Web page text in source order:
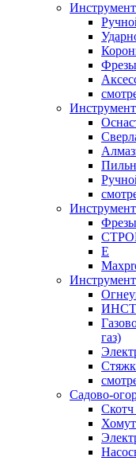
Фрезы
Фрезы
Е
Инструмент
газ)
Садово-